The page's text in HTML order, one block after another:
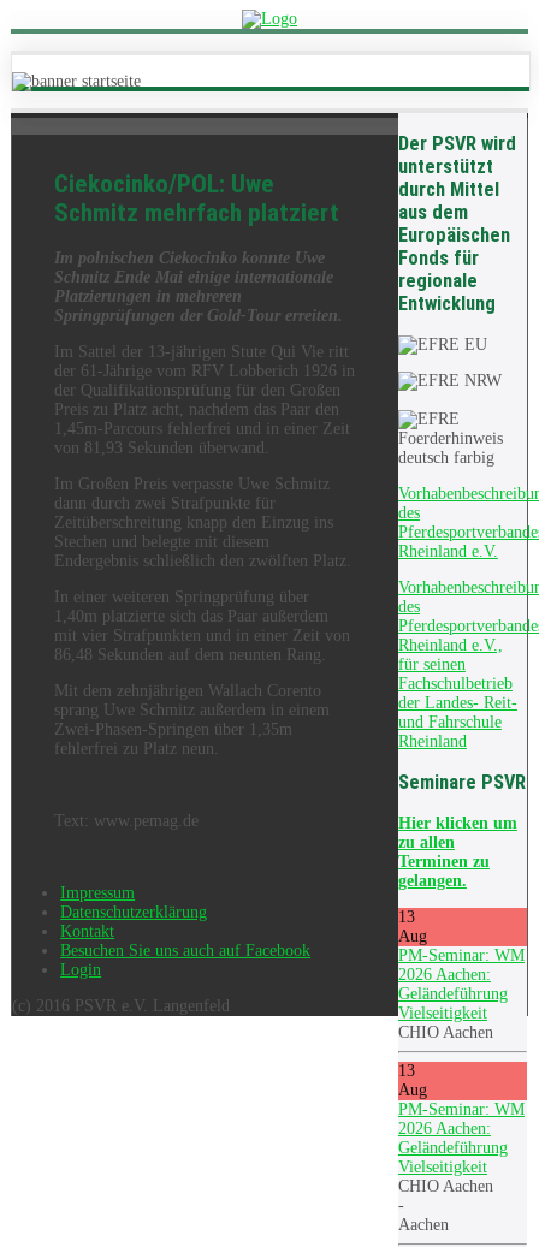
Der PSVR wird
unterstützt
durch Mittel
aus dem
Europäischen
Fonds für
regionale
Entwicklung
des
Rheinland e.V.
des
Rheinland e.V.,
für seinen
Fachschulbetrieb
der Landes- Reit-
und Fahrschule
Rheinland
Seminare PSVR
Hierklicken um
zu allen
Terminen zu
gelangen.
13
Aug
PM-Seminar: WM
2026 Aachen:
Geländeführung
Vielseitigkeit
CHIO Aachen
13
Aug
PM-Seminar: WM
2026 Aachen:
Geländeführung
Vielseitigkeit
CHIO Aachen
-
Aachen
Ciekocinko/POL: Uwe
Schmitz mehrfach platziert
Im polnischen Ciekocinko konnte Uwe
Schmitz Ende Mai einige internationale
Platzierungen in mehreren
Springprüfungen der Gold-Tour erreiten.
Im Sattel der 13-jährigen Stute Qui Vie ritt
der 61-Jährige vom RFV Lobberich 1926 in
der Qualifikationsprüfung für den Großen
Preis zu Platz acht, nachdem das Paar den
1,45m-Parcours fehlerfrei und in einer Zeit
von 81,93 Sekunden überwand.
Im Großen Preis verpasste Uwe Schmitz
dann durch zwei Strafpunkte für
Zeitüberschreitung knapp den Einzug ins
Stechen und belegte mit diesem
Endergebnis schließlich den zwölften Platz.
In einer weiteren Springprüfung über
1,40m platzierte sich das Paar außerdem
mit vier Strafpunkten und in einer Zeit von
86,48 Sekunden auf dem neunten Rang.
Mit dem zehnjährigen Wallach Corento
sprang Uwe Schmitz außerdem in einem
Zwei-Phasen-Springen über 1,35m
fehlerfrei zu Platz neun.
Text: www.pemag.de
Impressum
Datenschutzerklärung
Kontakt
Besuchen Sie uns auch auf Facebook
Login
(c) 2016 PSVR e.V. Langenfeld